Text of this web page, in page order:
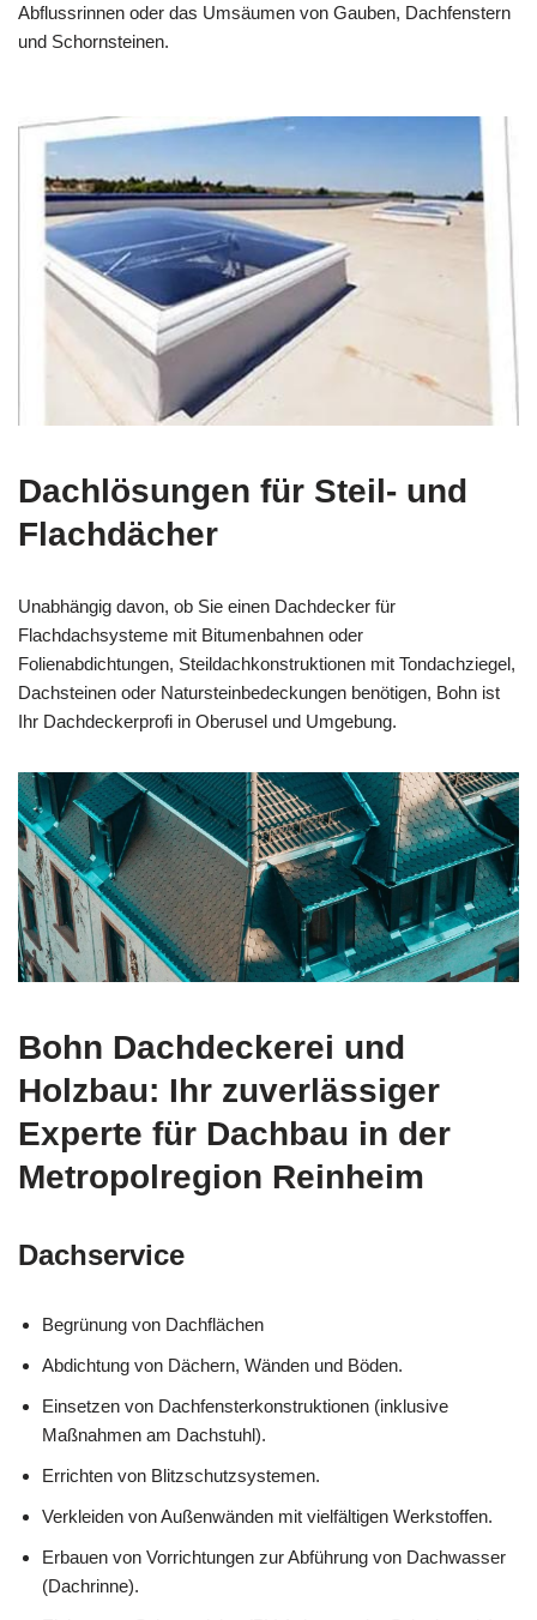
Abflussrinnen oder das Umsäumen von Gauben, Dachfenstern
und Schornsteinen.
Dachlösungen für Steil- und
Flachdächer
Unabhängig davon, ob Sie einen Dachdecker für
Flachdachsysteme mit Bitumenbahnen oder
Folienabdichtungen, Steildachkonstruktionen mit Tondachziegel,
Dachsteinen oder Natursteinbedeckungen benötigen, Bohn ist
Ihr Dachdeckerprofi in Oberusel und Umgebung.
Bohn Dachdeckerei und
Holzbau: Ihr zuverlässiger
Experte für Dachbau in der
Metropolregion Reinheim
Dachservice
Begrünung von Dachflächen
Abdichtung von Dächern, Wänden und Böden.
Einsetzen von Dachfensterkonstruktionen (inklusive
Maßnahmen am Dachstuhl).
Errichten von Blitzschutzsystemen.
Verkleiden von Außenwänden mit vielfältigen Werkstoffen.
Erbauen von Vorrichtungen zur Abführung von Dachwasser
(Dachrinne).